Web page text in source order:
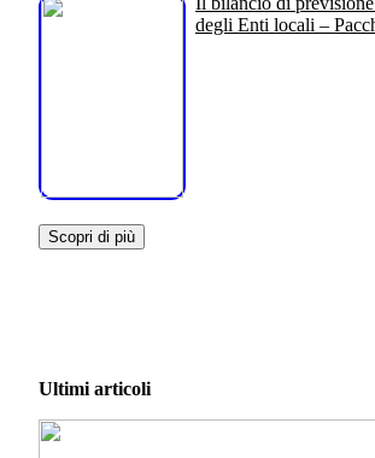
degli Enti locali –
Scopri di più
Ultimi articoli